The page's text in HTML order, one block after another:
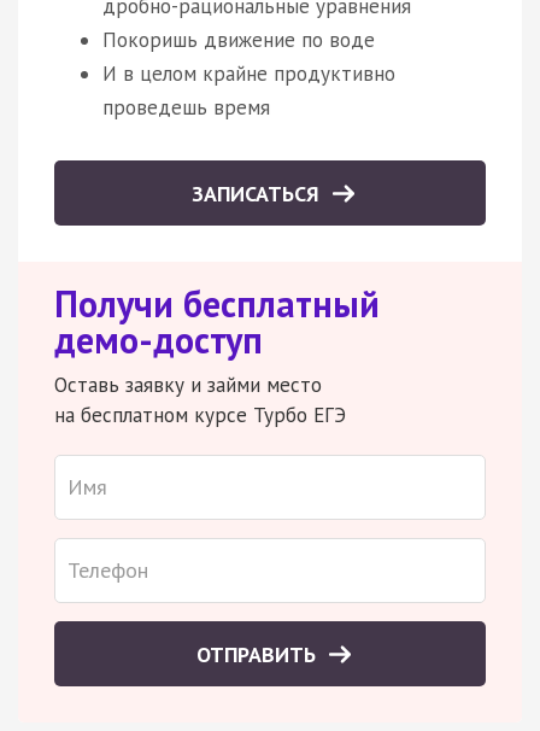
дробно-рациональные уравнения
Покоришь движение по воде
И в целом крайне продуктивно
проведешь время
ЗАПИСАТЬСЯ
Получи бесплатный
демо-доступ
Оставь заявку и займи место
на бесплатном курсе Турбо ЕГЭ
ОТПРАВИТЬ